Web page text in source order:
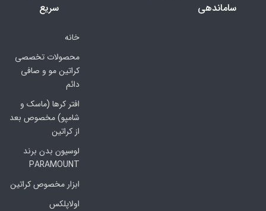
ساماندهی
سریع
خانه
محصولات تخصصی
کراتین مو و صافی
دائم
افتر کرها (ماسک و
شامپو) مخصوص بعد
از کراتین
لوسیون بدن برند
PARAMOUNT
ابزار مخصوص کراتین
اولاپلکس